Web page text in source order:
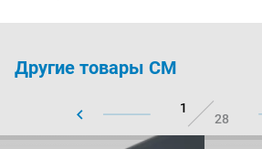
Другие товары CM
1
28